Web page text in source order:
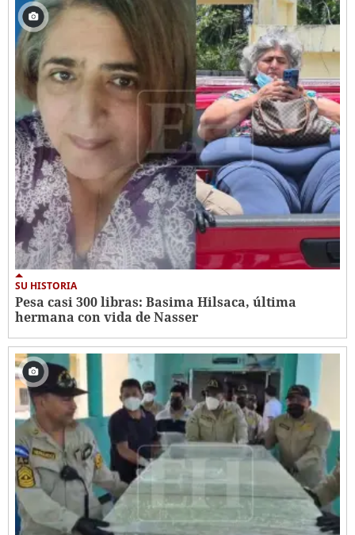
SU HISTORIA
Pesa casi 300 libras: Basima Hilsaca, última
hermana con vida de Nasser